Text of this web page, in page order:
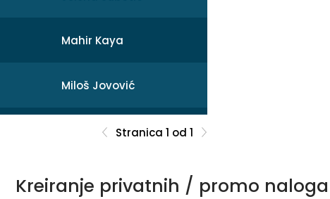
Mahir Kaya
Miloš Jovović
Sonja Broćeta
Stranica 1 od 1
Kreiranje privatnih / promo naloga